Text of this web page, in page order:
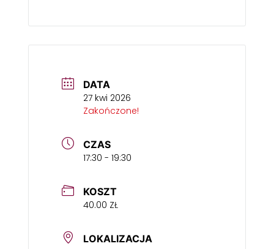
DATA
27 kwi 2026
Zakończone!
CZAS
17:30 - 19:30
KOSZT
40.00 ZŁ
LOKALIZACJA